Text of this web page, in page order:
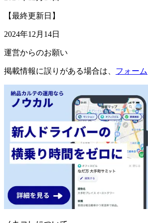
【最終更新日】
2024年12月14日
運営からのお願い
掲載情報に誤りがある場合は、 フォーム